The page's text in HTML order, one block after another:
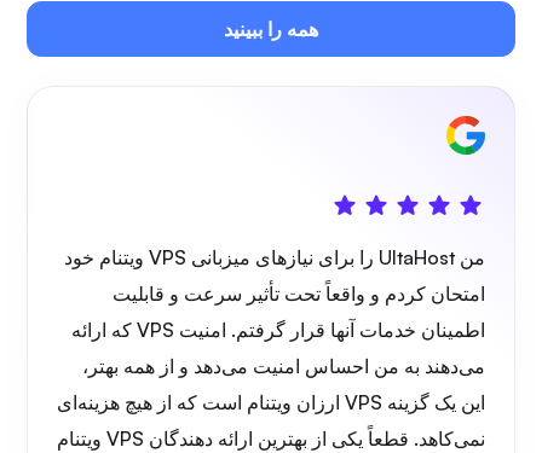
سیم‌گارد
همه را ببینید
من UltaHost را برای نیازهای میزبانی VPS ویتنام خود
امتحان کردم و واقعاً تحت تأثیر سرعت و قابلیت
اطمینان خدمات آنها قرار گرفتم. امنیت VPS که ارائه
می‌دهند به من احساس امنیت می‌دهد و از همه بهتر،
این یک گزینه VPS ارزان ویتنام است که از هیچ هزینه‌ای
نمی‌کاهد. قطعاً یکی از بهترین ارائه دهندگان VPS ویتنام